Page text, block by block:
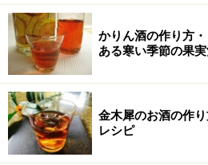
えます。
砂糖は少なめで、飲むときに甘
えます。
かりん酒の作り方
ある寒い季節の果
金木犀のお酒の作
レシピ